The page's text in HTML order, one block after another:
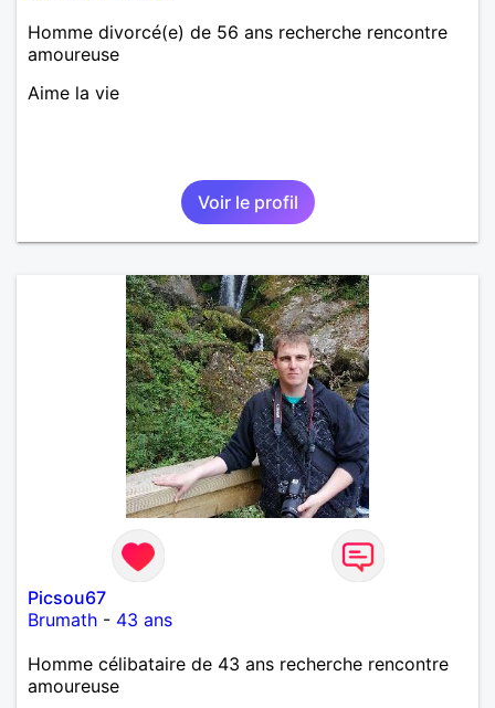
Homme divorcé(e) de 56 ans recherche rencontre
amoureuse
Aime la vie
Voir le profil
Picsou67
Brumath - 43 ans
Homme célibataire de 43 ans recherche rencontre
amoureuse